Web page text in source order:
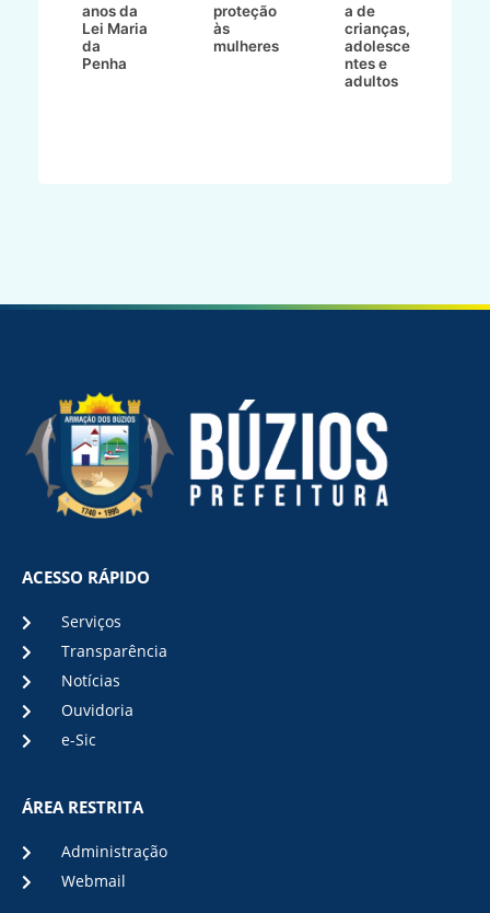
anos da
Lei Maria
da
Penha
proteção
às
mulheres
a de
crianças,
adolesce
ntes e
adultos
ACESSO RÁPIDO
Serviços
Transparência
Notícias
Ouvidoria
e-Sic
ÁREA RESTRITA
Administração
Webmail